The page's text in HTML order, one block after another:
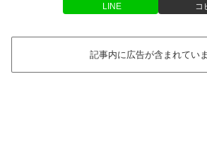
LINE コ
記事内に広告が含まれていま